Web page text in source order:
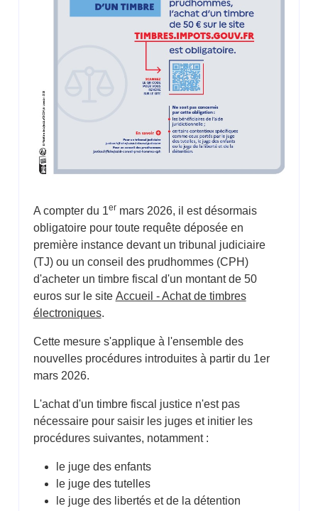
A compter du 1er mars 2026, il est désormais
obligatoire pour toute requête déposée en
première instance devant un tribunal judiciaire
(TJ) ou un conseil des prudhommes (CPH)
d'acheter un timbre fiscal d'un montant de 50
euros sur le site Accueil - Achat de timbres
électroniques.
Cette mesure s'applique à l'ensemble des
nouvelles procédures introduites à partir du 1er
mars 2026.
L'achat d'un timbre fiscal justice n'est pas
nécessaire pour saisir les juges et initier les
procédures suivantes, notamment :
le juge des enfants
le juge des tutelles
le juge des libertés et de la détention